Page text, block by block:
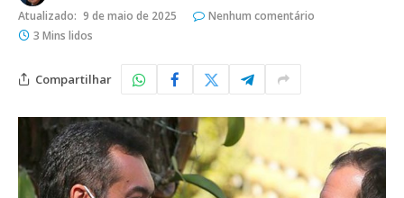
Atualizado: 9 de maio de 2025
Nenhum comentário
3 Mins lidos
Compartilhar